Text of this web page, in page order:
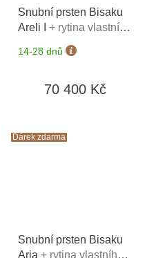
Snubní prsten Bisaku
Areli I + rytina vlastního
textu na oba prsteny*
14-28 dnů
70 400 Kč
Dárek zdarma
Snubní prsten Bisaku
Aria + rytina vlastního